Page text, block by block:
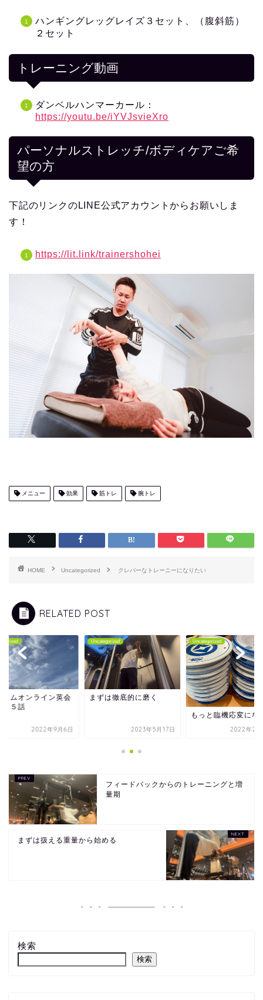
ハンギングレッグレイズ３セット、（腹斜筋）
２セット
トレーニング動画
ダンベルハンマーカール：
https://youtu.be/iYVJsvieXro
パーソナルストレッチ/ボディケアご希
望の方
下記のリンクのLINE公式アカウントからお願いしま
す！
https://lit.link/trainershohei
メニュー 効果 筋トレ 腕トレ
HOME Uncategorized クレバーなトレーニーになりたい
RELATED POST
カムオンライン英会
８５話
2022年9月6日
Uncategorized
まずは徹底的に磨く
2023年5月17日
Uncategorized
もっと臨機応変にな
2022年2
フィードバックからのトレーニングと増
量期
まずは扱える重量から始める
検索
検索